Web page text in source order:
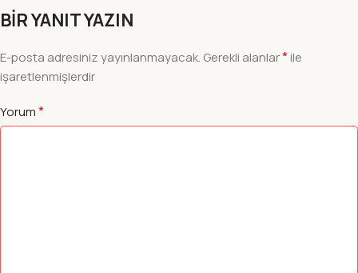
BIR YANIT YAZIN
E-posta adresiniz yayınlanmayacak. Gerekli alanlar*ile
işaretlenmişlerdir
Yorum*